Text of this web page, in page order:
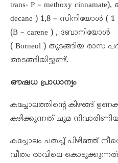
trans- P – methoxy
decane ) 1,8 – സിനിയോൾ ( 1
(B – carene ) , ബോനിയോൾ
( Borneol ) തുടങ്ങിയ രാസ
അടങ്ങിയിട്ടുണ്ട്.
ഔഷധ പ്രാധാന്യം
കച്ചോലത്തിന്റെ കിഴങ്ങ്
കഴിക്കുന്നത് ചുമ
കച്ചോലം ചതച്ച് പിഴിഞ്ഞ്
വീതം രാവിലെ